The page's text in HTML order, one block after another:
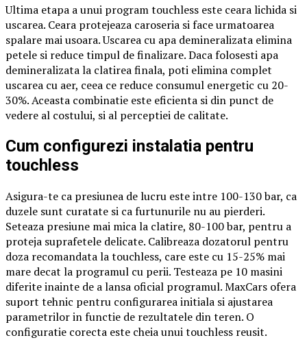
Ultima etapa a unui program touchless este ceara lichida si
uscarea. Ceara protejeaza caroseria si face urmatoarea
spalare mai usoara. Uscarea cu apa demineralizata elimina
petele si reduce timpul de finalizare. Daca folosesti apa
demineralizata la clatirea finala, poti elimina complet
uscarea cu aer, ceea ce reduce consumul energetic cu 20-
30%. Aceasta combinatie este eficienta si din punct de
vedere al costului, si al perceptiei de calitate.
Cum configurezi instalatia pentru
touchless
Asigura-te ca presiunea de lucru este intre 100-130 bar, ca
duzele sunt curatate si ca furtunurile nu au pierderi.
Seteaza presiune mai mica la clatire, 80-100 bar, pentru a
proteja suprafetele delicate. Calibreaza dozatorul pentru
doza recomandata la touchless, care este cu 15-25% mai
mare decat la programul cu perii. Testeaza pe 10 masini
diferite inainte de a lansa oficial programul. MaxCars ofera
suport tehnic pentru configurarea initiala si ajustarea
parametrilor in functie de rezultatele din teren. O
configuratie corecta este cheia unui touchless reusit.